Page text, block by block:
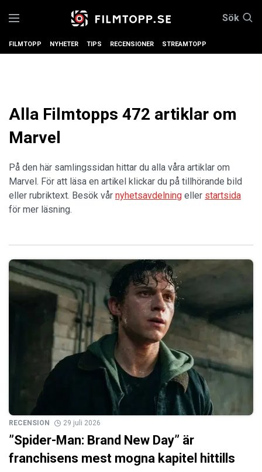
Sök
FILMTOPP NYHETER TIPS RECENSIONER STREAMTOPP
Alla Filmtopps 472 artiklar om
Marvel
På den här samlingssidan hittar du alla våra artiklar om
Marvel. För att läsa en artikel klickar du på tillhörande bild
eller rubriktext. Besök vår nyhetsavdelning eller startsida
för mer läsning.
RECENSION 29 juli 2026
”Spider-Man: Brand New Day” är
franchisens mest mogna kapitel hittills